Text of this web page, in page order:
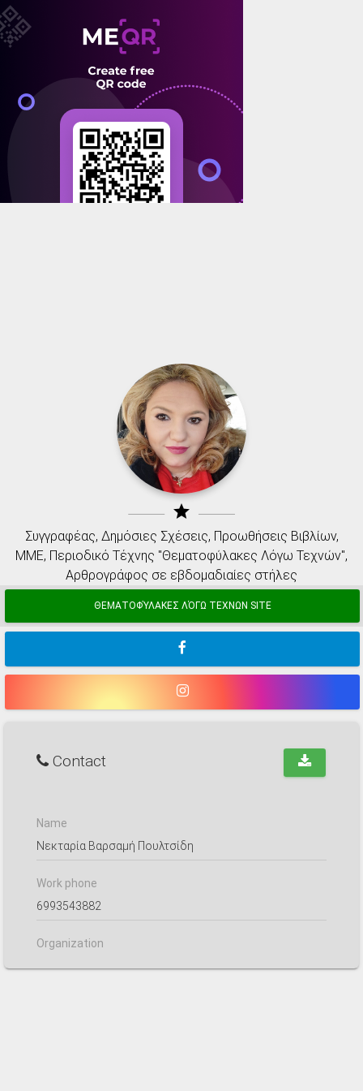
star
Συγγραφέας, Δημόσιες Σχέσεις, Προωθήσεις Βιβλίων,
ΜΜΕ, Περιοδικό Τέχνης "Θεματοφύλακες Λόγω Τεχνών",
Αρθρογράφος σε εβδομαδιαίες στήλες
ΘΕΜΑΤΟΦΎΛΑΚΕΣ ΛΌΓΩ ΤΕΧΝΩΝ SITE
Contact
Name
Νεκταρία Βαρσαμή Πουλτσίδη
Work phone
6993543882
Organization